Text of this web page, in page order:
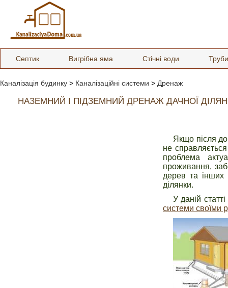
Септик Вигрібна яма Стічні води Труби
Каналізація будинку > Каналізаційні системи > Дренаж
НАЗЕМНИЙ І ПІДЗЕМНИЙ ДРЕНАЖ ДАЧНОЇ
Якщо після
не
проблема
проживання,
дерев та інших
ділянки.
У даній
системи своїми